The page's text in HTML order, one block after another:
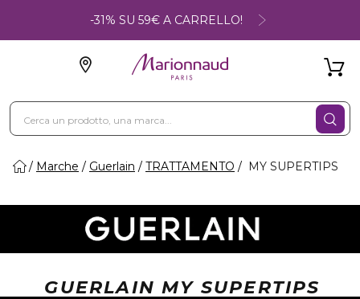
-31% SU 59€ A CARRELLO!
Marche Guerlain TRATTAMENTO MY SUPERTIPS
GUERLAIN MY SUPERTIPS